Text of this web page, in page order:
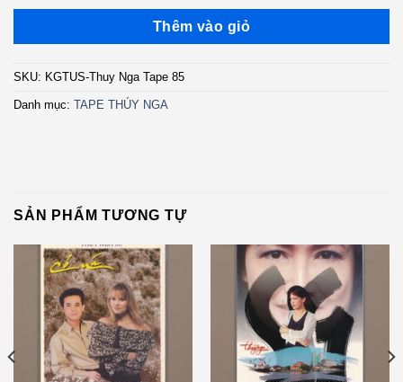
Thêm vào giỏ
SKU: KGTUS-Thuy Nga Tape 85
Danh mục: TAPE THÚY NGA
SẢN PHẨM TƯƠNG TỰ